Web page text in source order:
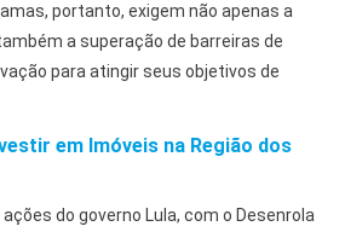
portanto, exigem não apenas a
a superação de barreiras de
para atingir seus objetivos de
em Imóveis na Região dos
do governo Lula, com o Desenrola